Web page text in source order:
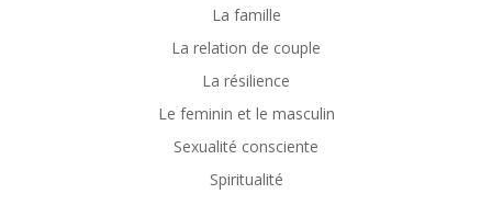
La famille
La relation de couple
La résilience
Le feminin et le masculin
Sexualité consciente
Spiritualité